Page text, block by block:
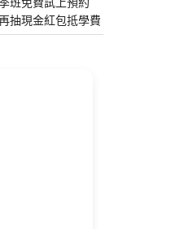
抽現金紅包抵學費